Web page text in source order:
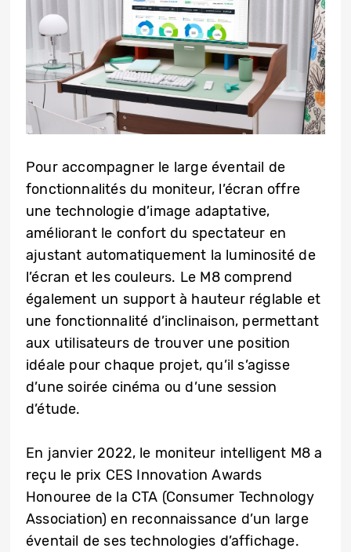
Pour accompagner le large éventail de
fonctionnalités du moniteur, l’écran offre
une technologie d’image adaptative,
améliorant le confort du spectateur en
ajustant automatiquement la luminosité de
l’écran et les couleurs. Le M8 comprend
également un support à hauteur réglable et
une fonctionnalité d’inclinaison, permettant
aux utilisateurs de trouver une position
idéale pour chaque projet, qu’il s’agisse
d’une soirée cinéma ou d’une session
d’étude.
En janvier 2022, le moniteur intelligent M8 a
reçu le prix CES Innovation Awards
Honouree de la CTA (Consumer Technology
Association) en reconnaissance d’un large
éventail de ses technologies d’affichage.